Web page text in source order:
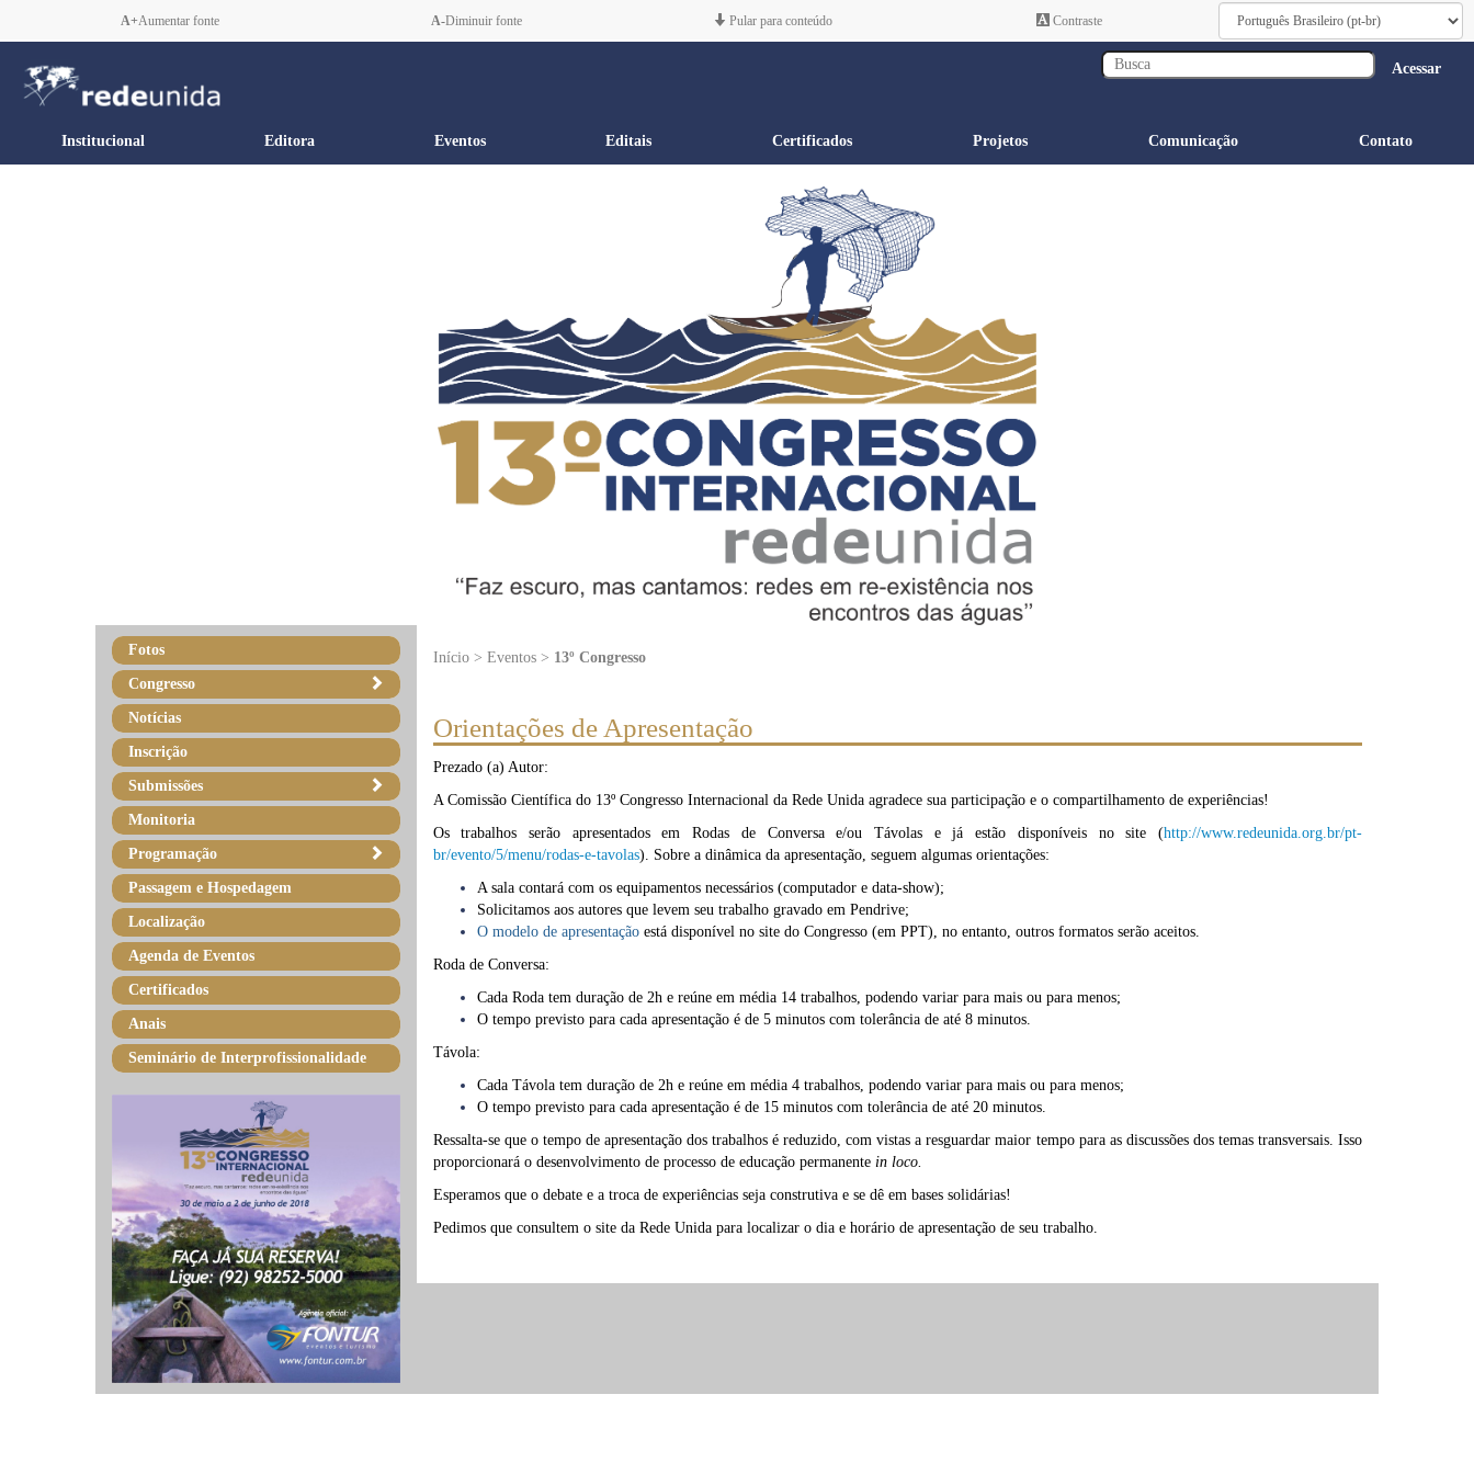
A+Aumentar fonte A-Diminuir fonte Pular para conteúdo Contraste
Acessar
Institucional Editora Eventos Editais Certificados Projetos Comunicação Contato
Fotos
Congresso
Notícias
Inscrição
Submissões
Monitoria
Programação
Passagem e Hospedagem
Localização
Agenda de Eventos
Certificados
Anais
Seminário de Interprofissionalidade
Início > Eventos > 13º Congresso
Orientações de Apresentação
Prezado (a) Autor:
A Comissão Científica do 13º Congresso Internacional da Rede Unida agradece sua participação e o compartilhamento de experiências!
Os trabalhos serão apresentados em Rodas de Conversa e/ou Távolas e já estão disponíveis no site (http://www.redeunida.org.br/pt-
br/evento/5/menu/rodas-e-tavolas). Sobre a dinâmica da apresentação, seguem algumas orientações:
A sala contará com os equipamentos necessários (computador e data-show);
Solicitamos aos autores que levem seu trabalho gravado em Pendrive;
O modelo de apresentaçãoestá disponível no site do Congresso (em PPT), no entanto, outros formatos serão aceitos.
Roda de Conversa:
Cada Roda tem duração de 2h e reúne em média 14 trabalhos, podendo variar para mais ou para menos;
O tempo previsto para cada apresentação é de 5 minutos com tolerância de até 8 minutos.
Távola:
Cada Távola tem duração de 2h e reúne em média 4 trabalhos, podendo variar para mais ou para menos;
O tempo previsto para cada apresentação é de 15 minutos com tolerância de até 20 minutos.
Ressalta-se que o tempo de apresentação dos trabalhos é reduzido, com vistas a resguardar maior tempo para as discussões dos temas transversais. Isso
proporcionará o desenvolvimento de processo de educação permanente in loco.
Esperamos que o debate e a troca de experiências seja construtiva e se dê em bases solidárias!
Pedimos que consultem o site da Rede Unida para localizar o dia e horário de apresentação de seu trabalho.